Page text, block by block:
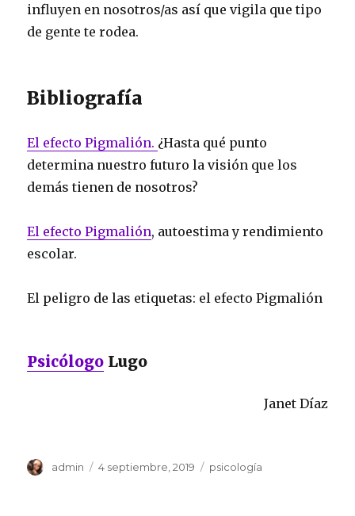
influyen en nosotros/as así que vigila que tipo
de gente te rodea.
Bibliografía
El efecto Pigmalión. ¿Hasta qué punto
determina nuestro futuro la visión que los
demás tienen de nosotros?
El efecto Pigmalión, autoestima y rendimiento
escolar.
El peligro de las etiquetas: el efecto Pigmalión
Psicólogo Lugo
Janet Díaz
Autor
admin
Publicado
4 septiembre, 2019 Categorías
psicología